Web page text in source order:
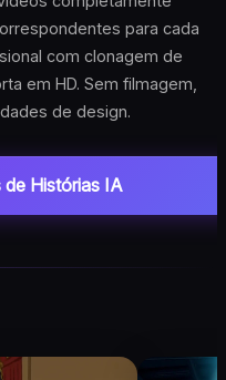
Instagram
Vídeo
para cada
com clonagem de
em HD. Sem filmagem,
de design.
de Histórias IA